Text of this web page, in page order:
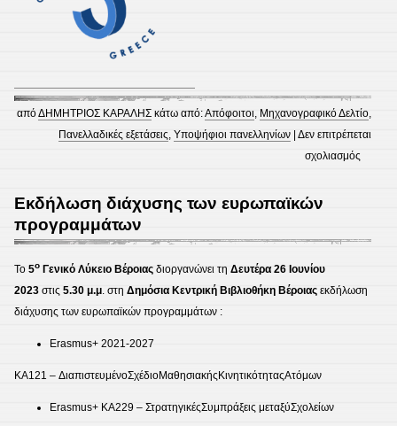
απόΔΗΜΗΤΡΙΟΣ ΚΑΡΑΛΗΣ κάτω από:Απόφοιτοι, Μηχανογραφικό Δελτίο,
Πανελλαδικές εξετάσεις,Υποψήφιοι πανελληνίων |Δεν επιτρέπεται
σχολιασμός
2023
Εκδήλωση διάχυσης των ευρωπαϊκών
προγραμμάτων
Το 5ο Γενικό Λύκειο Βέροιας διοργανώνει τη Δευτέρα 26 Ιουνίου
2023 στις 5.30 μ.μ. στη Δημόσια Κεντρική Βιβλιοθήκη Βέροιας εκδήλωση
διάχυσης των ευρωπαϊκών προγραμμάτων :
Erasmus+ 2021-2027
KA121 – ΔιαπιστευμένοΣχέδιοΜαθησιακήςΚινητικότηταςΑτόμων
Erasmus+ KA229 – ΣτρατηγικέςΣυμπράξεις μεταξύΣχολείων